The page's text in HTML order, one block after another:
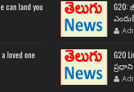
can land you
loved one
G20:
G20